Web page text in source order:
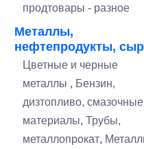
продтовары - разное
Металлы,
нефтепродукты,
Цветные и черные
металлы , Бензин,
дизтопливо, смазочные
материалы, Трубы,
металлопрокат,